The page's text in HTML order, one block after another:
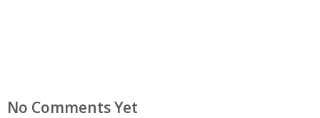
No Comments Yet